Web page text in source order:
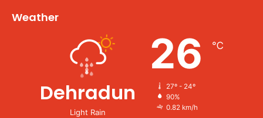
Weather
Dehradun
Light Rain
26 ℃
27º - 24º
90%
0.82 km/h